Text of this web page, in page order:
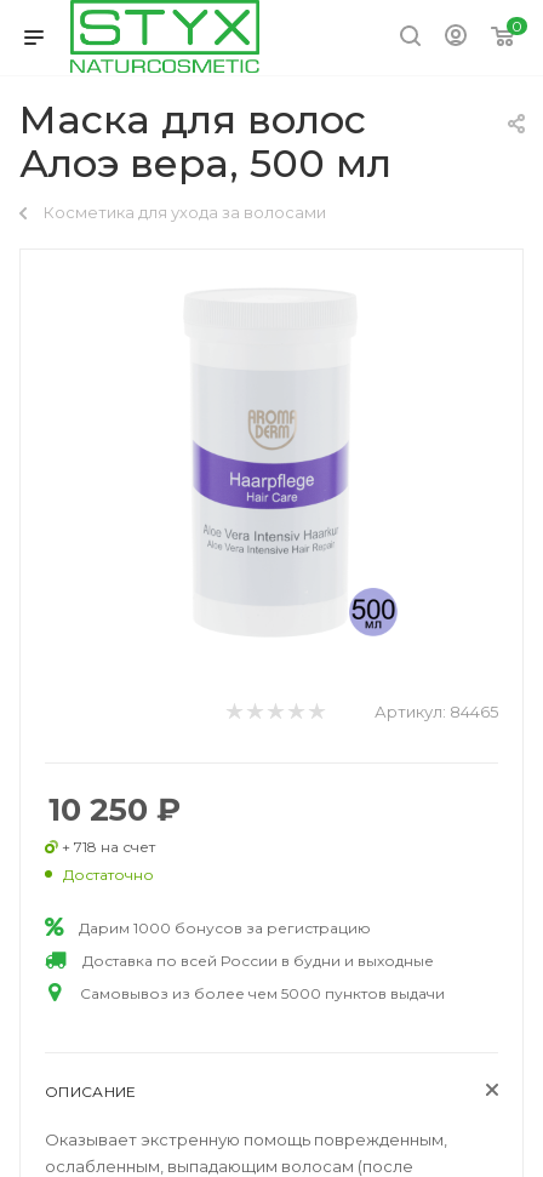
0
Маска для волос
Алоэ вера, 500 мл
Косметика для ухода за волосами
Артикул: 84465
10 250 ₽
+ 718 на счет
Достаточно
Дарим 1000 бонусов за регистрацию
Доставка по всей России в будни и выходные
Самовывоз из более чем 5000 пунктов выдачи
ОПИСАНИЕ
Оказывает экстренную помощь поврежденным,
ослабленным, выпадающим волосам (после